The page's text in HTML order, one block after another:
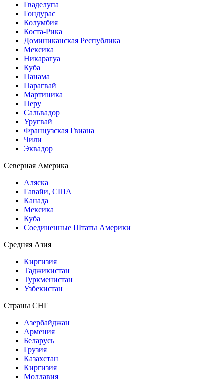
Гваделупа
Гондурас
Колумбия
Коста-Рика
Доминиканская Республика
Мексика
Никарагуа
Куба
Панама
Парагвай
Мартиника
Перу
Сальвадор
Уругвай
Французская Гвиана
Чили
Эквадор
Северная Америка
Аляска
Гавайи, США
Канада
Мексика
Куба
Соединенные Штаты Америки
Средняя Азия
Киргизия
Таджикистан
Туркменистан
Узбекистан
Страны СНГ
Азербайджан
Армения
Беларусь
Грузия
Казахстан
Киргизия
Молдавия